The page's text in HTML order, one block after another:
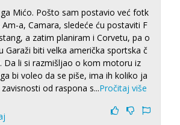
Mićo. Pošto sam postavio već fotk
a, Camara, sledeće ću postaviti F
a zatim planiram i Corvetu, pa o
Garaži biti velka američka sportska č
Da li si razmišljao o kom motoru iz
bi voleo da se piše, ima ih koliko ja
od raspona s...Pročitaj više